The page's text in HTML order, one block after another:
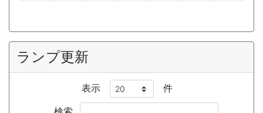
ランプ更新
表示 件